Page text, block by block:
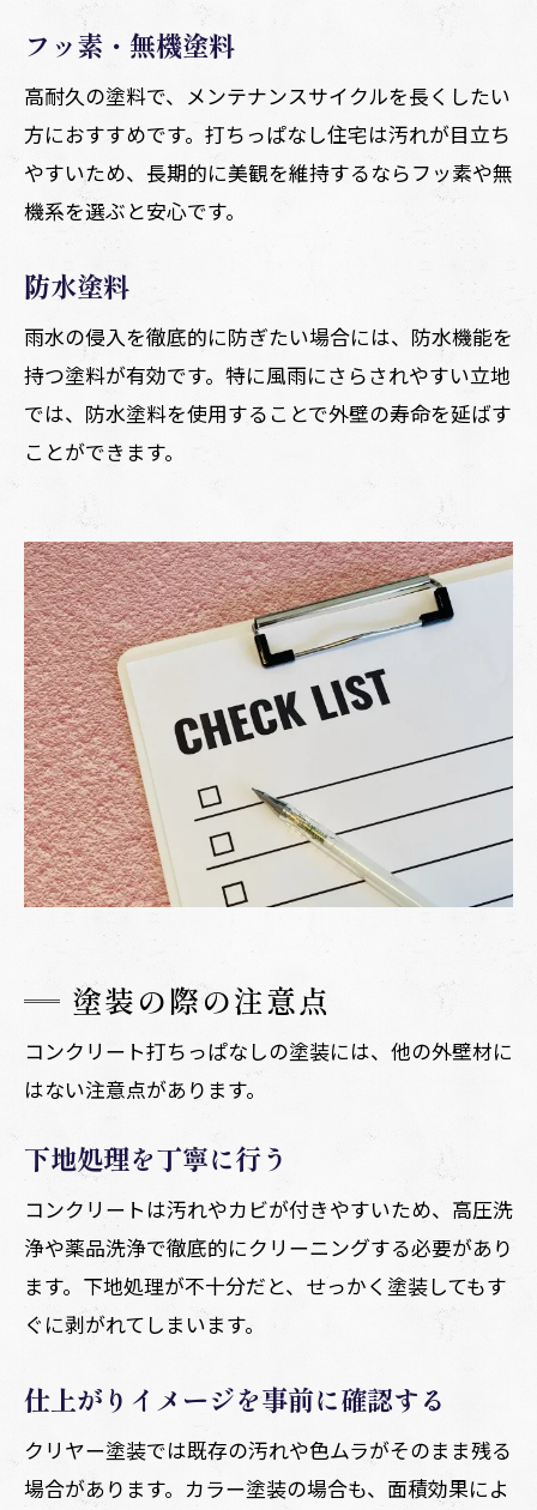
フッ素・無機塗料
高耐久の塗料で、メンテナンスサイクルを長くしたい
方におすすめです。打ちっぱなし住宅は汚れが目立ち
やすいため、長期的に美観を維持するならフッ素や無
機系を選ぶと安心です。
防水塗料
雨水の侵入を徹底的に防ぎたい場合には、防水機能を
持つ塗料が有効です。特に風雨にさらされやすい立地
では、防水塗料を使用することで外壁の寿命を延ばす
ことができます。
塗装の際の注意点
コンクリート打ちっぱなしの塗装には、他の外壁材に
はない注意点があります。
下地処理を丁寧に行う
コンクリートは汚れやカビが付きやすいため、高圧洗
浄や薬品洗浄で徹底的にクリーニングする必要があり
ます。下地処理が不十分だと、せっかく塗装してもす
ぐに剥がれてしまいます。
仕上がりイメージを事前に確認する
クリヤー塗装では既存の汚れや色ムラがそのまま残る
場合があります。カラー塗装の場合も、面積効果によ